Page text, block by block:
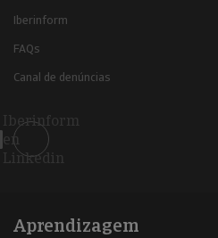
Iberinform
FAQs
Canal de denúncias
Iberinform
en
Linkedin
Aprendizagem